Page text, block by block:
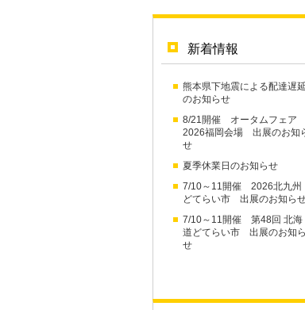
新着情報
熊本県下地震による配達遅延
のお知らせ
8/21開催 オータムフェア
2026福岡会場 出展のお知
せ
夏季休業日のお知らせ
7/10～11開催 2026北九州
どてらい市 出展のお知ら
7/10～11開催 第48回 北海
道どてらい市 出展のお知ら
せ